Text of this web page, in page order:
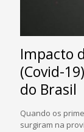
Impacto
(Covid-
do Brasil
Quando os
surgiram na